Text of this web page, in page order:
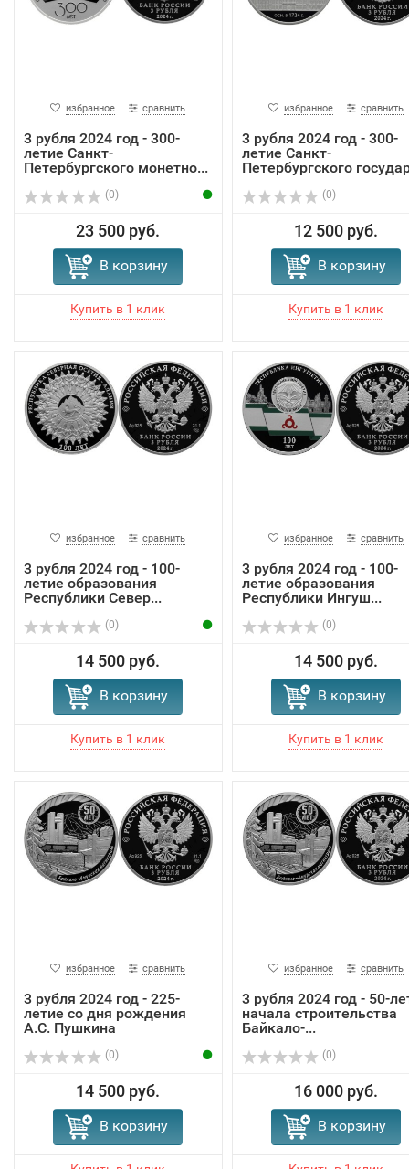
избранное сравнить
3 рубля 2024 год - 300-
летие Санкт-
Петербургского монетно...
(0)
23 500 руб.
В корзину
избранное сравнить
3 рубля 2024 год - 300-
летие Санкт-
Петербургского
(0)
12 500 руб.
В корзину
избранное сравнить
3 рубля 2024 год - 100-
летие образования
Республики Север...
(0)
14 500 руб.
В корзину
избранное сравнить
3 рубля 2024 год - 100-
летие образования
Республики Ингуш...
(0)
14 500 руб.
В корзину
избранное сравнить
3 рубля 2024 год - 225-
летие со дня рождения
А.С. Пушкина
(0)
14 500 руб.
В корзину
избранное сравнить
3 рубля 2024 год - 50-
начала строительства
Байкало-...
(0)
16 000 руб.
В корзину